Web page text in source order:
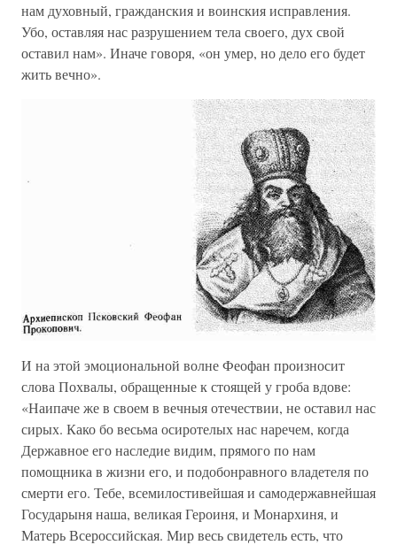
нам духовный, гражданския и воинския исправления.
Убо, оставляя нас разрушением тела своего, дух свой
оставил нам». Иначе говоря, «он умер, но дело его будет
жить вечно».
И на этой эмоциональной волне Феофан произносит
слова Похвалы, обращенные к стоящей у гроба вдове:
«Наипаче же в своем в вечныя отечествии, не оставил нас
сирых. Како бо весьма осиротелых нас наречем, когда
Державное его наследие видим, прямого по нам
помощника в жизни его, и подобонравного владетеля по
смерти его. Тебе, всемилостивейшая и самодержавнейшая
Государыня наша, великая Героиня, и Монархиня, и
Матерь Всероссийская. Мир весь свидетель есть, что